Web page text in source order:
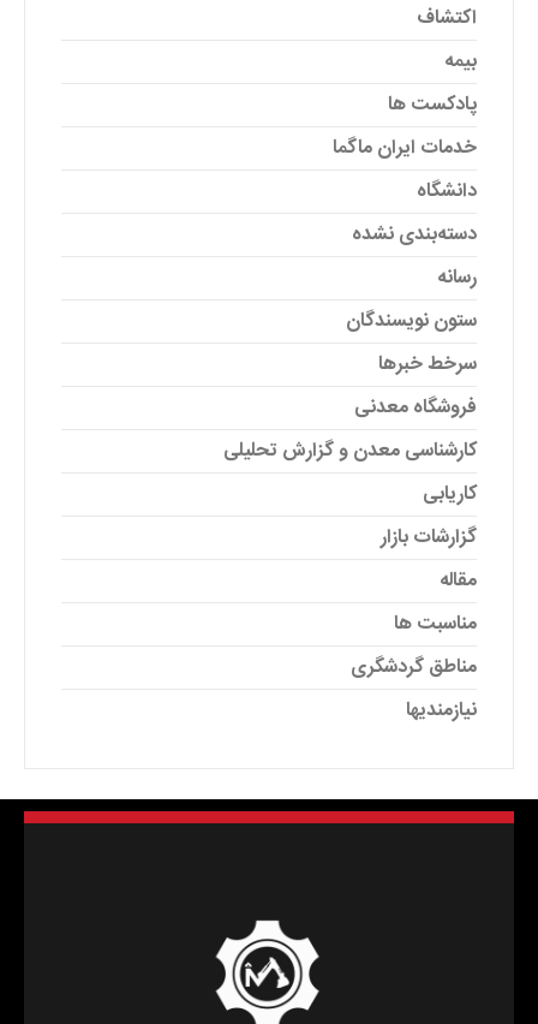
اکتشاف
بیمه
پادکست ها
خدمات ایران ماگما
دانشگاه
دسته‌بندی نشده
رسانه
ستون نویسندگان
سرخط خبرها
فروشگاه معدنی
کارشناسی معدن و گزارش تحلیلی
کاریابی
گزارشات بازار
مقاله
مناسبت ها
مناطق گردشگری
نیازمندیها